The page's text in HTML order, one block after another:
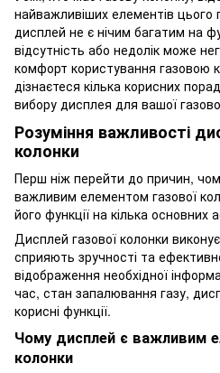
найважливіших елементів
дисплей не є нічим багатим на
відсутність або недолік може
комфорт користування газовою
дізнаєтеся кілька корисних
вибору дисплея для вашої
Розуміння важливості
колонки
Перш ніж перейти до причин,
важливим елементом газової
його функції на кілька основних
Дисплей газової колонки
сприяють зручності та
відображення необхідної
час, стан запалювання газу,
корисні функції.
Чому дисплей є важливим
колонки